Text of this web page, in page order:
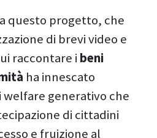
questo progetto, che
di brevi video e
raccontare i beni
ha innescato
welfare generativo che
di cittadini
e fruizione al